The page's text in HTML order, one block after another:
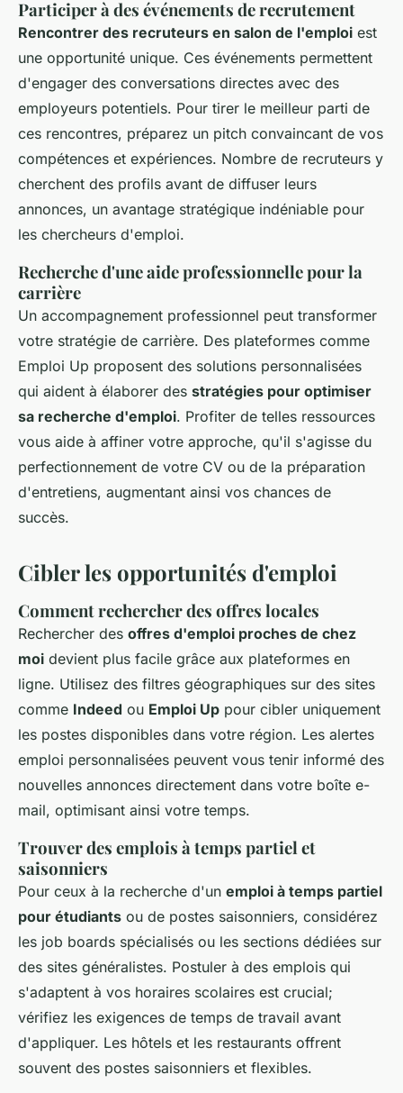
Participer à des événements de recrutement
Rencontrer des recruteurs en salon de l'emploi est
une opportunité unique. Ces événements permettent
d'engager des conversations directes avec des
employeurs potentiels. Pour tirer le meilleur parti de
ces rencontres, préparez un pitch convaincant de vos
compétences et expériences. Nombre de recruteurs y
cherchent des profils avant de diffuser leurs
annonces, un avantage stratégique indéniable pour
les chercheurs d'emploi.
Recherche d'une aide professionnelle pour la
carrière
Un accompagnement professionnel peut transformer
votre stratégie de carrière. Des plateformes comme
Emploi Up proposent des solutions personnalisées
qui aident à élaborer des stratégies pour optimiser
sa recherche d'emploi. Profiter de telles ressources
vous aide à affiner votre approche, qu'il s'agisse du
perfectionnement de votre CV ou de la préparation
d'entretiens, augmentant ainsi vos chances de
succès.
Cibler les opportunités d'emploi
Comment rechercher des offres locales
Rechercher des offres d'emploi proches de chez
moi devient plus facile grâce aux plateformes en
ligne. Utilisez des filtres géographiques sur des sites
comme Indeed ou Emploi Up pour cibler uniquement
les postes disponibles dans votre région. Les alertes
emploi personnalisées peuvent vous tenir informé des
nouvelles annonces directement dans votre boîte e-
mail, optimisant ainsi votre temps.
Trouver des emplois à temps partiel et
saisonniers
Pour ceux à la recherche d'un emploi à temps partiel
pour étudiants ou de postes saisonniers, considérez
les job boards spécialisés ou les sections dédiées sur
des sites généralistes. Postuler à des emplois qui
s'adaptent à vos horaires scolaires est crucial;
vérifiez les exigences de temps de travail avant
d'appliquer. Les hôtels et les restaurants offrent
souvent des postes saisonniers et flexibles.